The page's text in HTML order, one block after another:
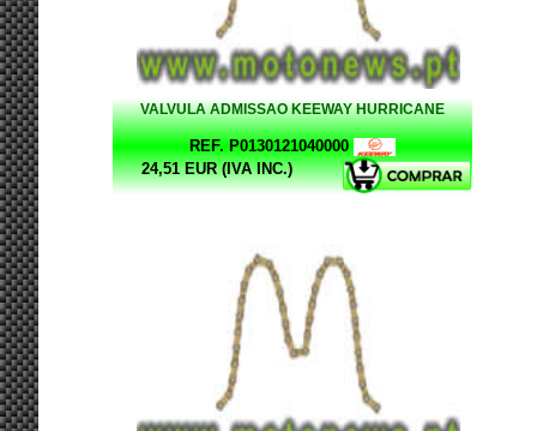
VALVULA ADMISSAO KEEWAY HURRICANE
REF. P0130121040000
24,51 EUR (IVA INC.)